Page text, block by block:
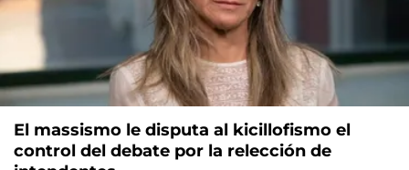
El massismo le disputa al kicillofismo el
control del debate por la relección de